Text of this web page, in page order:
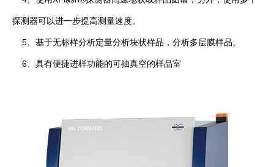
探测器可以进一步提高测量速度。
5、基于无标样分析定量分析块状样品，分析多层膜样品。
6、具有便捷进样功能的可抽真空的样品室